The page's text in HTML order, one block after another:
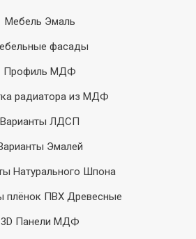
Мебель Эмаль
фасады
Профиль МДФ
радиатора из МДФ
Варианты ЛДСП
Эмалей
Натурального Шпона
плёнок ПВХ Древесные
3D Панели МДФ